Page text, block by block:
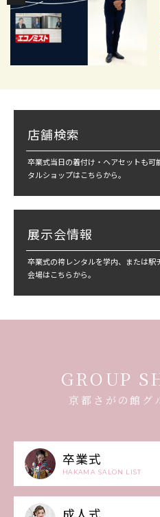
店舗検索
卒業式当日の着付け・ヘアセットも可
タルショップはこちらから。
展示会情報
卒業式の袴レンタルを学内、または駅
会場はこちらから。
GROUP
京都さがの館グ
卒業式
HAKAMA SALON LIST